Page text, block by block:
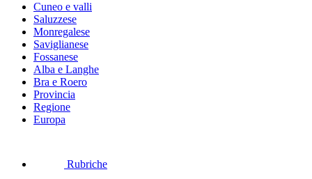
Cuneo e valli
Saluzzese
Monregalese
Saviglianese
Fossanese
Alba e Langhe
Bra e Roero
Provincia
Regione
Europa
Rubriche